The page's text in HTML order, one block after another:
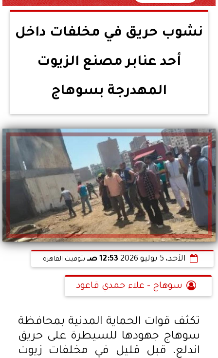
نشوب حريق في مخلفات داخل
أحد عنابر مصنع الزيوت
المهدرجة بسوهاج
الأحد، 5 يوليو 2026 12:53 صـ بتوقيت القاهرة
سوهاج - علاء حمدي قاعود
تكثف قوات الحماية المدنية بمحافظة
سوهاج جهودها للسيطرة على حريق
اندلع، قبل قليل في مخلفات زيوت